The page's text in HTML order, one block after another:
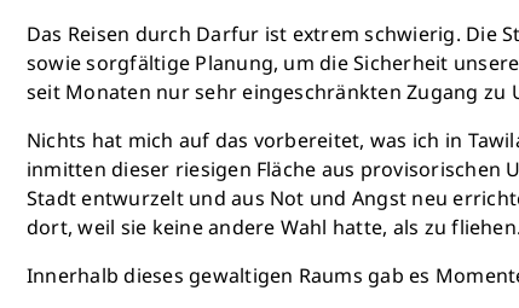
Das Reisen durch Darfur ist extrem schwierig. Die
sowie sorgfältige Planung, um die Sicherheit
seit Monaten nur sehr eingeschränkten Zugang zu
Nichts hat mich auf das vorbereitet, was ich in
inmitten dieser riesigen Fläche aus provisorischen
Stadt entwurzelt und aus Not und Angst neu
dort, weil sie keine andere Wahl hatte, als zu fliehen.
Innerhalb dieses gewaltigen Raums gab es